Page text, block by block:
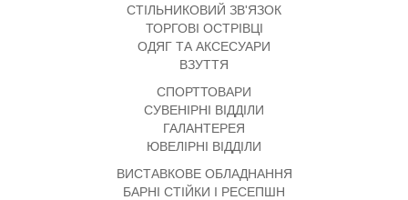
СТІЛЬНИКОВИЙ ЗВ'ЯЗОК
ТОРГОВІ ОСТРІВЦІ
ОДЯГ ТА АКСЕСУАРИ
ВЗУТТЯ
СПОРТТОВАРИ
СУВЕНІРНІ ВІДДІЛИ
ГАЛАНТЕРЕЯ
ЮВЕЛІРНІ ВІДДІЛИ
ВИСТАВКОВЕ ОБЛАДНАННЯ
БАРНІ СТІЙКИ І РЕСЕПШН